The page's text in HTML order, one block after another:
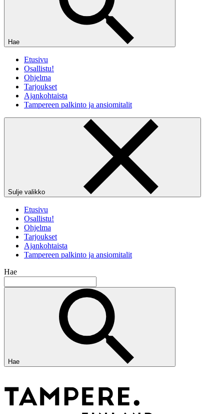
Hae
Etusivu
Osallistu!
Ohjelma
Tarjoukset
Ajankohtaista
Tampereen palkinto ja ansiomitalit
Sulje valikko
Etusivu
Osallistu!
Ohjelma
Tarjoukset
Ajankohtaista
Tampereen palkinto ja ansiomitalit
Hae
Hae